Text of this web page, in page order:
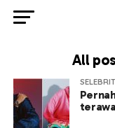
All